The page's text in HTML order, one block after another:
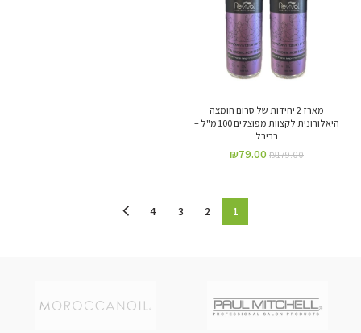
מארז 2 יחידות של סרום חומצה
היאלורונית לקצוות מפוצלים 100 מ"ל –
רביבל
₪179.00
₪79.00
1
2
3
4